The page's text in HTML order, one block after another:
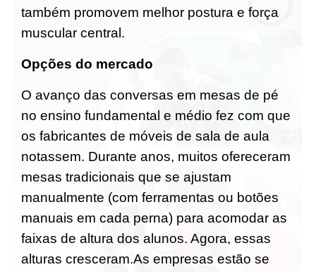
também promovem melhor postura e força
muscular central.
Opções do mercado
O avanço das conversas em mesas de pé
no ensino fundamental e médio fez com que
os fabricantes de móveis de sala de aula
notassem. Durante anos, muitos ofereceram
mesas tradicionais que se ajustam
manualmente (com ferramentas ou botões
manuais em cada perna) para acomodar as
faixas de altura dos alunos. Agora, essas
alturas cresceram.As empresas estão se